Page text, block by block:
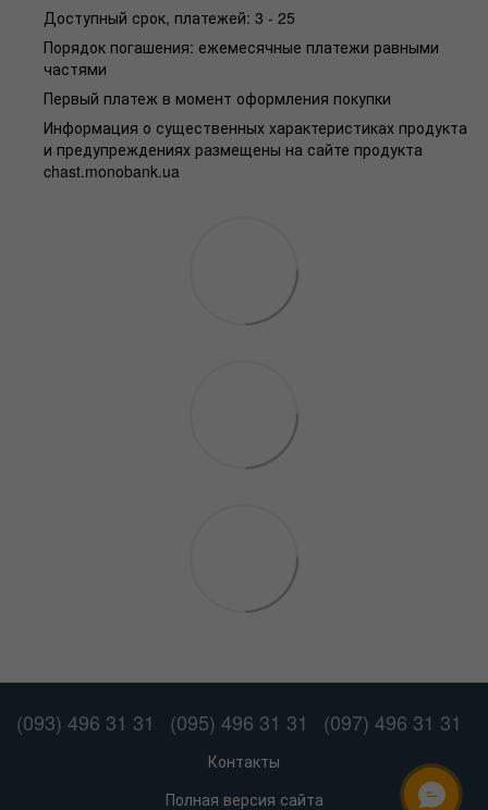
Доступный срок, платежей: 3 - 25
Порядок погашения: ежемесячные платежи равными
частями
Первый платеж в момент оформления покупки
Информация о существенных характеристиках продукта
и предупреждениях размещены на сайте продукта
chast.monobank.ua
(093) 496 31 31 (095) 496 31 31 (097) 496 31 31
Контакты
Полная версия сайта
ОНЛАЙН ЧАТ